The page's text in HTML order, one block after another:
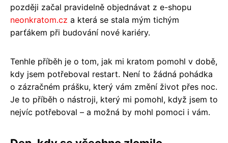
později začal pravidelně objednávat z e-shopu
neonkratom.cz a která se stala mým tichým
parťákem při budování nové kariéry.
Tenhle příběh je o tom, jak mi kratom pomohl v době,
kdy jsem potřeboval restart. Není to žádná pohádka
o zázračném prášku, který vám změní život přes noc.
Je to příběh o nástroji, který mi pomohl, když jsem to
nejvíc potřeboval – a možná by mohl pomoci i vám.